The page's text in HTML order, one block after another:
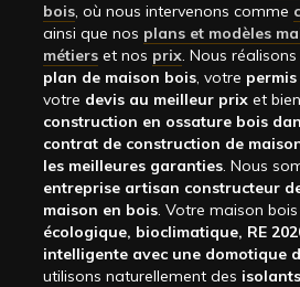
bois, où nous intervenons comme
ainsi que nos plans et modèles
métiers et nos prix. Nous
plan de maison bois, votre
votre devis au meilleur prix et
construction en ossature bois
contrat de construction de
les meilleures garanties. Nous
entreprise artisan constructeur
maison en bois. Votre maison bois
écologique, bioclimatique, RE
intelligente avec une domotique
utilisons naturellement des